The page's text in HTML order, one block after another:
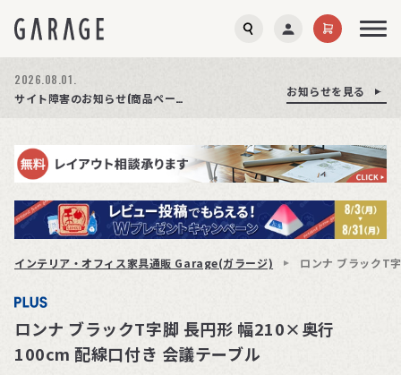
お知らせを見る
商品ページ障害復旧のお知らせ お知らせを見る
2026.08.01.
サイト障害のお知らせ(商品ページが正常に表示されない事象発生)
お知らせを見る
インテリア・オフィス家具通販 Garage(ガラージ) ロンナ ブラックT
ロンナ ブラックT字脚 長円形 幅210×奥行
100cm 配線口付き 会議テーブル